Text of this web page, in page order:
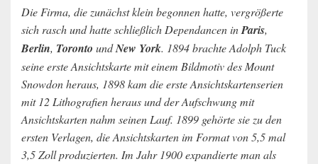
Die Firma, die zunächst klein begonnen hatte, vergrößerte
sich rasch und hatte schließlich Dependancen inParis,
Berlin, Toronto undNew York. 1894 brachte Adolph Tuck
seine erste Ansichtskarte mit einem Bildmotiv des Mount
Snowdon heraus, 1898 kam die erste Ansichtskartenserien
mit 12 Lithografien heraus und der Aufschwung mit
Ansichtskarten nahm seinen Lauf. 1899 gehörte sie zu den
ersten Verlagen, die Ansichtskarten im Format von 5,5 mal
3,5 Zoll produzierten. Im Jahr 1900 expandierte man als